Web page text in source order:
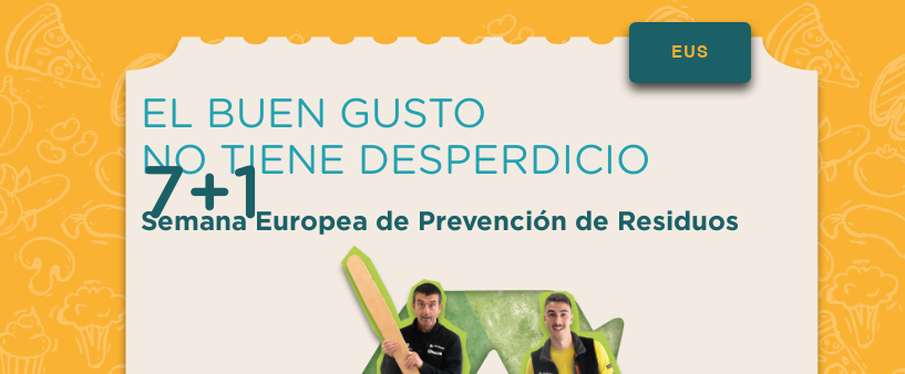
EUS
EL BUEN GUSTO
NO TIENE DESPERDICIO
7+1
Semana Europea de Prevención de Residuos